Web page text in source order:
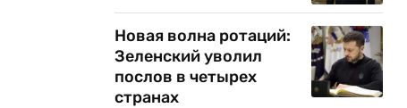
Новая волна ротаций:
Зеленский уволил
послов в четырех
странах